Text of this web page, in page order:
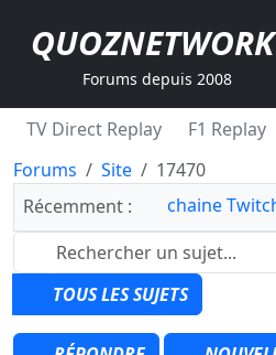
QUOZNETWORK
Forums depuis 2008
TV Direct Replay F1 Replay
Forums
Site
17470
Récemment :
chaine
TOUS LES SUJETS